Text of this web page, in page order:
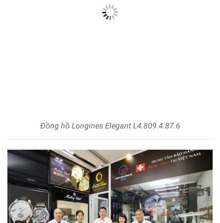
Đồng hồ Longines Elegant L4.809.4.87.6